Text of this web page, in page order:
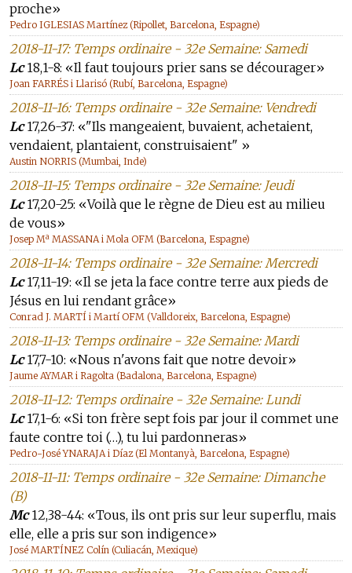
proche»
Pedro IGLESIAS Martínez (Ripollet, Barcelona, Espagne)
2018-11-17: Temps ordinaire - 32e Semaine: Samedi
Lc18,1-8: «Il faut toujours prier sans se décourager»
Joan FARRÉS i Llarisó (Rubí, Barcelona, Espagne)
2018-11-16: Temps ordinaire - 32e Semaine: Vendredi
Lc17,26-37: «"Ils mangeaient, buvaient, achetaient,
vendaient, plantaient, construisaient" »
Austin NORRIS (Mumbai, Inde)
2018-11-15: Temps ordinaire - 32e Semaine: Jeudi
Lc17,20-25: «Voilà que le règne de Dieu est au milieu
de vous»
Josep Mª MASSANA i Mola OFM (Barcelona, Espagne)
2018-11-14: Temps ordinaire - 32e Semaine: Mercredi
Lc17,11-19: «Il se jeta la face contre terre aux pieds de
Jésus en lui rendant grâce»
Conrad J. MARTÍ i Martí OFM (Valldoreix, Barcelona, Espagne)
2018-11-13: Temps ordinaire - 32e Semaine: Mardi
Lc17,7-10: «Nous n'avons fait que notre devoir»
Jaume AYMAR i Ragolta (Badalona, Barcelona, Espagne)
2018-11-12: Temps ordinaire - 32e Semaine: Lundi
Lc17,1-6: «Si ton frère sept fois par jour il commet une
faute contre toi (…), tu lui pardonneras»
Pedro-José YNARAJA i Díaz (El Montanyà, Barcelona, Espagne)
2018-11-11: Temps ordinaire - 32e Semaine: Dimanche
(B)
Mc12,38-44: «Tous, ils ont pris sur leur superflu, mais
elle, elle a pris sur son indigence»
José MARTÍNEZ Colín (Culiacán, Mexique)